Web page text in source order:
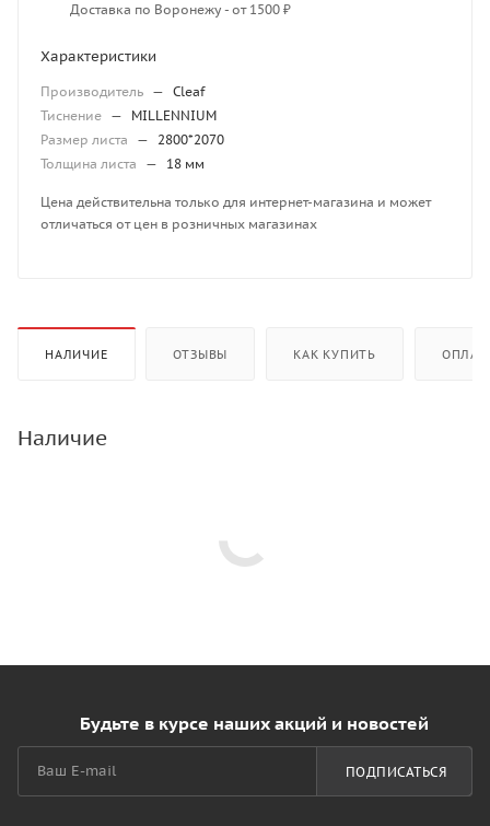
Доставка по Воронежу - от 1500 ₽
Характеристики
Производитель — Cleaf
Тиснение —
MILLENNIUM
Размер листа
— 2800*2070
Толщина листа
— 18 мм
Цена действительна только для интернет-магазина и может
отличаться от цен в розничных магазинах
НАЛИЧИЕ ОТЗЫВЫ КАК КУПИТЬ
Наличие
Будьте в курсе наших акций и новостей
ПОДПИСАТЬСЯ